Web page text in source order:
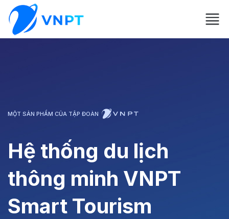
MỘT SẢN PHẨM CỦA TẬP ĐOÀN
Hệ thống du lịch
thông minh VNPT
Smart Tourism